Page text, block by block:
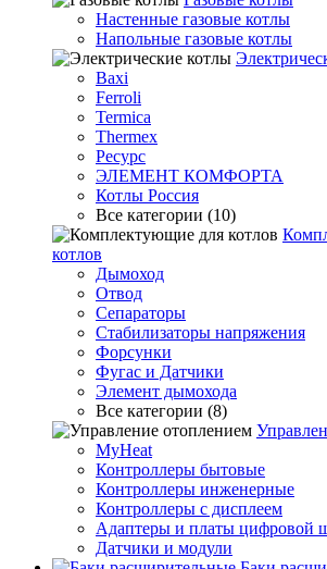
Настенные газовые котлы
Напольные газовые котлы
Baxi
Ferroli
Termica
Thermex
Ресурс
ЭЛЕМЕНТ КОМФОРТА
Котлы Россия
Все категории (10)
котлов
Дымоход
Отвод
Сепараторы
Стабилизаторы напряжения
Форсунки
Фугас и Датчики
Элемент дымохода
Все категории (8)
MyHeat
Контроллеры бытовые
Контроллеры инженерные
Контроллеры с дисплеем
Адаптеры и платы цифровой
Датчики и модули